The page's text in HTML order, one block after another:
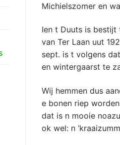
Michielszomer en
Ien t Duuts is bestijt
van Ter Laan uut
sept. is t volgens
en wintergaarst te
Wij hemmen dus
e bonen riep
dat is n mooie
ok wel: n